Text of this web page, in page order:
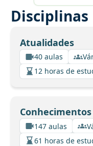
Disciplinas
Atualidades
40 aulas
12 horas de
Conhecimentos
147 aulas
61 horas de